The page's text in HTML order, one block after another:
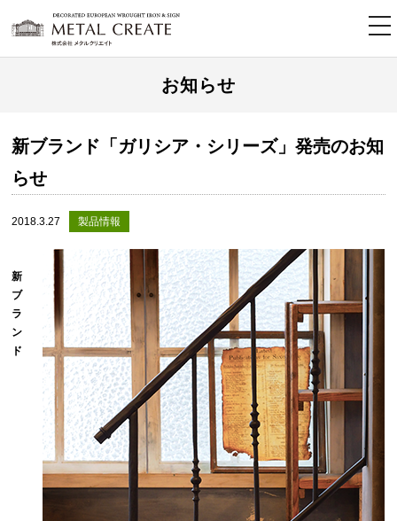
お知らせ
新ブランド「ガリシア・シリーズ」発売のお知
らせ
2018.3.27 製品情報
新
ブ
ラ
ン
ド